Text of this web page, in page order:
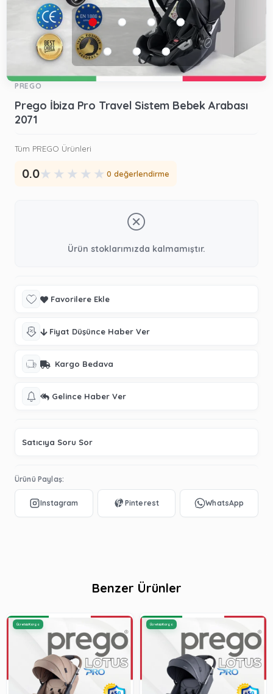
PREGO
Prego İbiza Pro Travel Sistem Bebek Arabası
2071
Tüm PREGO Ürünleri
0.0★ ★ ★ ★ ★ 0 değerlendirme
Ürün stoklarımızda kalmamıştır.
Favorilere Ekle
Fiyat Düşünce Haber Ver
Kargo Bedava
Gelince Haber Ver
Satıcıya Soru Sor
Ürünü Paylaş:
Benzer Ürünler
Ücretsiz Kargo Ücretsiz Kargo